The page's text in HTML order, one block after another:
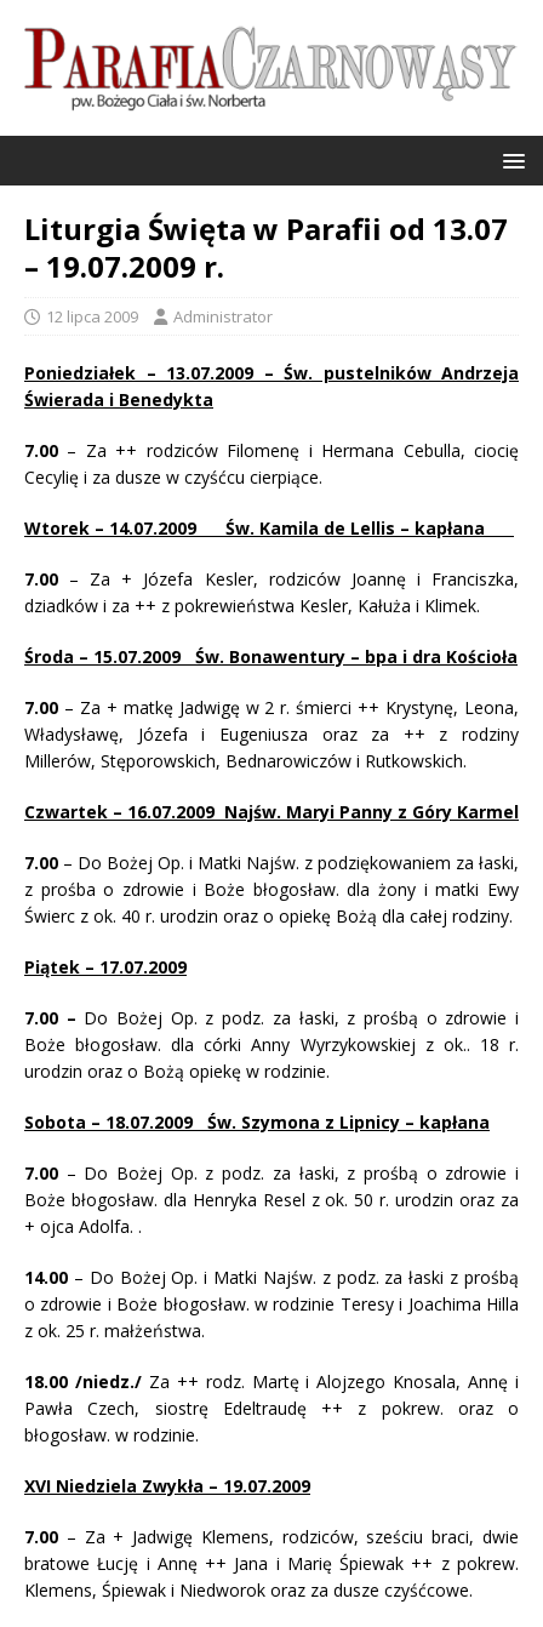
Liturgia Święta w Parafii od 13.07
– 19.07.2009 r.
12 lipca 2009 Administrator
Poniedziałek – 13.07.2009 – Św. pustelników Andrzeja
Świerada i Benedykta
7.00 – Za ++ rodziców Filomenę i Hermana Cebulla, ciocię
Cecylię i za dusze w czyśćcu cierpiące.
Wtorek – 14.07.2009 Św. Kamila de Lellis – kapłana
7.00 – Za + Józefa Kesler, rodziców Joannę i Franciszka,
dziadków i za ++ z pokrewieństwa Kesler, Kałuża i Klimek.
Środa – 15.07.2009 Św. Bonawentury – bpa i dra Kościoła
7.00 – Za + matkę Jadwigę w 2 r. śmierci ++ Krystynę, Leona,
Władysławę, Józefa i Eugeniusza oraz za ++ z rodziny
Millerów, Stęporowskich, Bednarowiczów i Rutkowskich.
Czwartek – 16.07.2009 Najśw. Maryi Panny z Góry Karmel
7.00 – Do Bożej Op. i Matki Najśw. z podziękowaniem za łaski,
z prośba o zdrowie i Boże błogosław. dla żony i matki Ewy
Świerc z ok. 40 r. urodzin oraz o opiekę Bożą dla całej rodziny.
Piątek – 17.07.2009
7.00 – Do Bożej Op. z podz. za łaski, z prośbą o zdrowie i
Boże błogosław. dla córki Anny Wyrzykowskiej z ok.. 18 r.
urodzin oraz o Bożą opiekę w rodzinie.
Sobota – 18.07.2009 Św. Szymona z Lipnicy – kapłana
7.00 – Do Bożej Op. z podz. za łaski, z prośbą o zdrowie i
Boże błogosław. dla Henryka Resel z ok. 50 r. urodzin oraz za
+ ojca Adolfa. .
14.00 – Do Bożej Op. i Matki Najśw. z podz. za łaski z prośbą
o zdrowie i Boże błogosław. w rodzinie Teresy i Joachima Hilla
z ok. 25 r. małżeństwa.
18.00 /niedz./Za ++ rodz. Martę i Alojzego Knosala, Annę i
Pawła Czech, siostrę Edeltraudę ++ z pokrew. oraz o
błogosław. w rodzinie.
XVI Niedziela Zwykła – 19.07.2009
7.00 – Za + Jadwigę Klemens, rodziców, sześciu braci, dwie
bratowe Łucję i Annę ++ Jana i Marię Śpiewak ++ z pokrew.
Klemens, Śpiewak i Niedworok oraz za dusze czyśćcowe.